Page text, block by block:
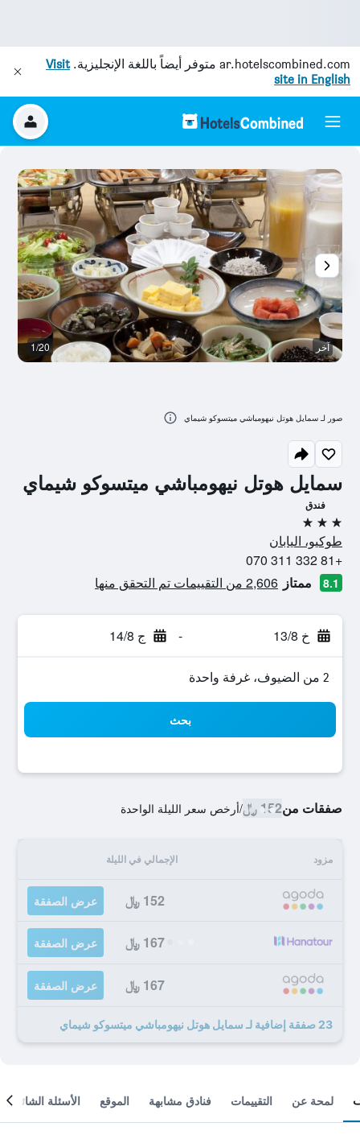
ar.hotelscombined.com متوفر أيضاً باللغة الإنجليزية.Visit
site in English
سمايل هوتل نيهومباشي ميتسوكو شيماي
فندق
3 نجوم
طوكيو، اليابان
+81 332 311 070
8.1 ممتاز 2,606 من التقييمات تم التحقق منها
خ 13/8 - ج 14/8
2 من الضيوف، غرفة واحدة
بحث
صفقات من152 ﷼ /أرخص سعر الليلة الواحدة
مزود الإجمالي في الليلة
152 ﷼ عرض الصفقة
167 ﷼ عرض الصفقة
167 ﷼ عرض الصفقة
23 صفقة إضافية لـ سمايل هوتل نيهومباشي ميتسوكو شيماي
آخر 1/20
صور لـ سمايل هوتل نيهومباشي ميتسوكو شيماي
لمحة عن التقييمات فنادق مشابهة الموقع الأسئلة الشائعة